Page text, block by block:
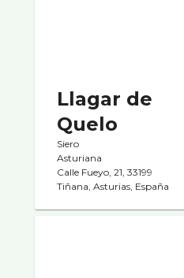
Llagar de
Quelo
Siero
Asturiana
Calle Fueyo, 21, 33199
Tiñana, Asturias, España